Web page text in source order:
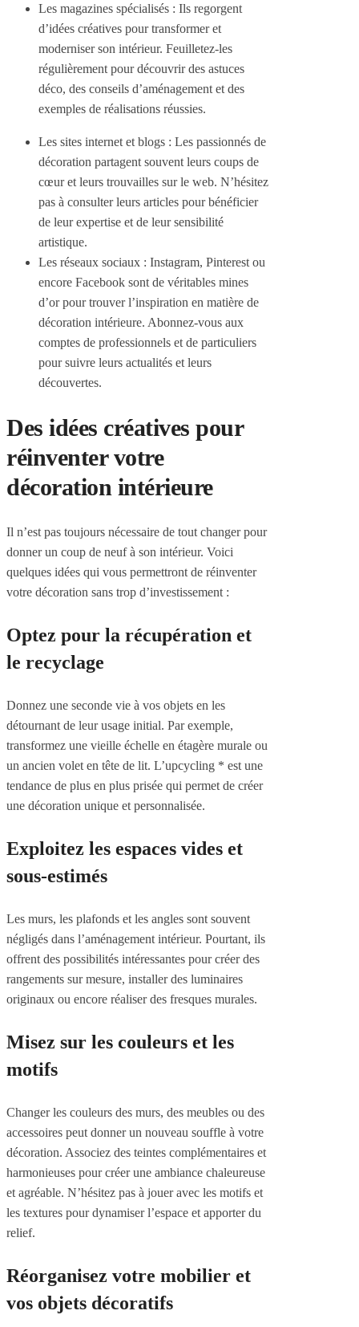
Les magazines spécialisés : Ils regorgent
d’idées créatives pour transformer et
moderniser son intérieur. Feuilletez-les
régulièrement pour découvrir des astuces
déco, des conseils d’aménagement et des
exemples de réalisations réussies.
Les sites internet et blogs : Les passionnés de
décoration partagent souvent leurs coups de
cœur et leurs trouvailles sur le web. N’hésitez
pas à consulter leurs articles pour bénéficier
de leur expertise et de leur sensibilité
artistique.
Les réseaux sociaux : Instagram, Pinterest ou
encore Facebook sont de véritables mines
d’or pour trouver l’inspiration en matière de
décoration intérieure. Abonnez-vous aux
comptes de professionnels et de particuliers
pour suivre leurs actualités et leurs
découvertes.
Des idées créatives pour
réinventer votre
décoration intérieure
Il n’est pas toujours nécessaire de tout changer pour
donner un coup de neuf à son intérieur. Voici
quelques idées qui vous permettront de réinventer
votre décoration sans trop d’investissement :
Optez pour la récupération et
le recyclage
Donnez une seconde vie à vos objets en les
détournant de leur usage initial. Par exemple,
transformez une vieille échelle en étagère murale ou
un ancien volet en tête de lit. L’upcycling * est une
tendance de plus en plus prisée qui permet de créer
une décoration unique et personnalisée.
Exploitez les espaces vides et
sous-estimés
Les murs, les plafonds et les angles sont souvent
négligés dans l’aménagement intérieur. Pourtant, ils
offrent des possibilités intéressantes pour créer des
rangements sur mesure, installer des luminaires
originaux ou encore réaliser des fresques murales.
Misez sur les couleurs et les
motifs
Changer les couleurs des murs, des meubles ou des
accessoires peut donner un nouveau souffle à votre
décoration. Associez des teintes complémentaires et
harmonieuses pour créer une ambiance chaleureuse
et agréable. N’hésitez pas à jouer avec les motifs et
les textures pour dynamiser l’espace et apporter du
relief.
Réorganisez votre mobilier et
vos objets décoratifs